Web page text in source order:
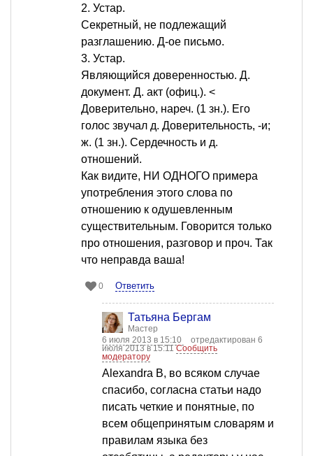
2. Устар.
Секретный, не подлежащий
разглашению. Д-ое письмо.
3. Устар.
Являющийся доверенностью. Д.
документ. Д. акт (офиц.). <
Доверительно, нареч. (1 зн.). Его
голос звучал д. Доверительность, -и;
ж. (1 зн.). Сердечность и д.
отношений.
Как видите, НИ ОДНОГО примера
употребления этого слова по
отношению к одушевленным
существительным. Говорится только
про отношения, разговор и проч. Так
что неправда ваша!
0 Ответить
Татьяна Бергам
Мастер
6 июля 2013 в 15:10
отредактирован 6
июля 2013 в 15:11Сообщить
модератору
Alexandra B, во всяком случае
спасибо, согласна статьи надо
писать четкие и понятные, по
всем общепринятым словарям и
правилам языка без